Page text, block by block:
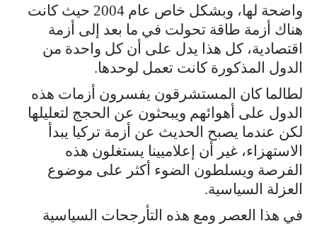
واضحة لها، وبشكل خاص عام 2004 حيث كانت
هناك أزمة طاقة تحولت في ما بعد إلى أزمة
اقتصادية، كل هذا يدل على أن كل واحدة من
الدول المذكورة كانت تعمل لوحدها.
لطالما كان المستشرقون يفسرون أزمات هذه
الدول على أهوائهم ويبحثون عن الحجج لتعليلها
لكن عندما يصبح الحديث عن أزمة تركيا يبدأ
الاستهزاء، غير أن إعلاميينا يستغلون هذه
الفرصة ويسلطون الضوء أكثر على موضوع
العزلة السياسية.
في هذا العصر ومع هذه التأرجحات السياسية